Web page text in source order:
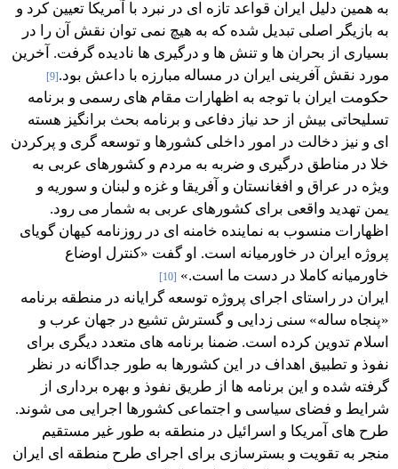
به همین دلیل ایران قواعد تازه ای در نبرد با آمریکا تعیین کرد و
به بازیگر اصلی تبدیل شده که به هیچ نمی توان نقش آن را در
بسیاری از بحران ها و تنش ها و درگیری ها نادیده گرفت. آخرین
مورد نقش آفرینی ایران در مساله مبارزه با داعش بود.‌ [9]
حکومت ایران با توجه به اظهارات مقام های رسمی و برنامه
تسلیحاتی بیش از حد نیاز دفاعی و برنامه بحث برانگیز هسته
ای و نیز دخالت در امور داخلی کشورها و توسعه گری و پرکردن
خلا در مناطق درگیری و ضربه به مردم و کشورهای عربی به
ویژه در عراق و افغانستان و آفریقا و غزه و لبنان و سوریه و
یمن تهدید واقعی برای کشورهای عربی به شمار می رود.
اظهارات منسوب به نماینده خامنه ای در روزنامه کیهان گویای
پروژه ایران در خاورمیانه است. او گفت «کنترل اوضاع
خاورمیانه کاملا در دست ما است.» [10]
ایران در راستای اجرای پروژه توسعه گرایانه در منطقه برنامه
«پنجاه ساله» سنی زدایی و گسترش تشیع در جهان عرب و
اسلام تدوین کرده است. ضمنا برنامه های متعدد دیگری برای
نفوذ و تطبیق اهداف در این کشورها به طور جداگانه در نظر
گرفته شده و این برنامه ها از طریق نفوذ و بهره برداری از
شرایط و فضای سیاسی و اجتماعی کشورها اجرایی می شوند.
طرح های آمریکا و اسرائیل در منطقه به طور غیر مستقیم
منجر به تقویت و بسترسازی برای اجرای طرح منطقه ای ایران